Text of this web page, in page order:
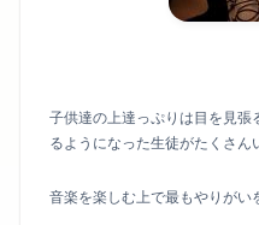
子供達の上達っぷりは目を見
るようになった生徒がたくさん
音楽を楽しむ上で最もやりがい